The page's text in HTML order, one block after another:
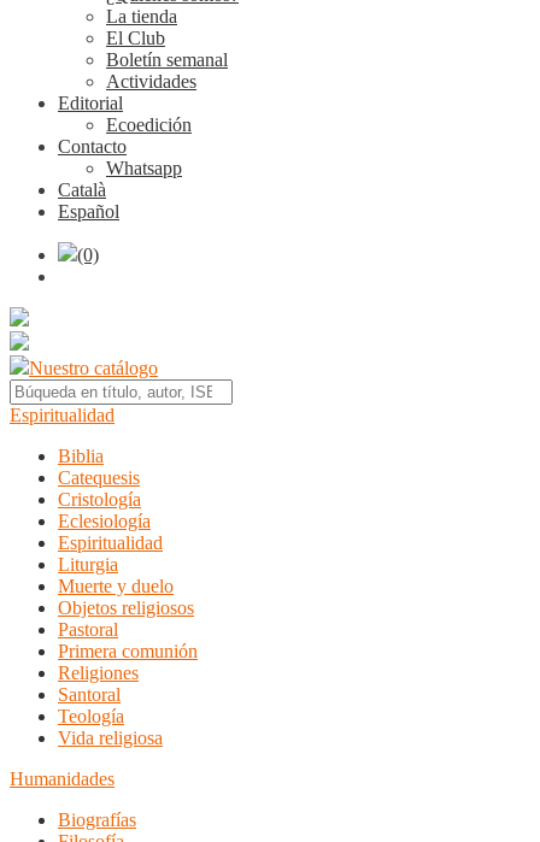
La tienda
El Club
Boletín semanal
Actividades
Editorial
Ecoedición
Contacto
Whatsapp
Català
Español
(0)
Nuestro catálogo
Espiritualidad
Biblia
Catequesis
Cristología
Eclesiología
Espiritualidad
Liturgia
Muerte y duelo
Objetos religiosos
Pastoral
Primera comunión
Religiones
Santoral
Teología
Vida religiosa
Humanidades
Biografías